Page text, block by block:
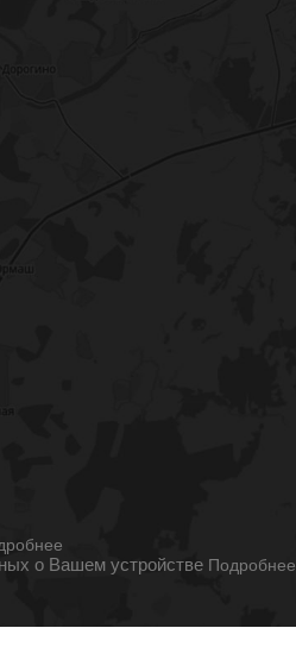
о Вашем устройстве Подробнее